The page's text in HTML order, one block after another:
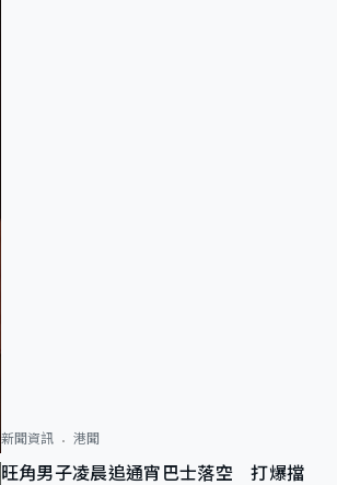
新聞資訊 港聞
旺角男子凌晨追通宵巴士落空 打爆擋